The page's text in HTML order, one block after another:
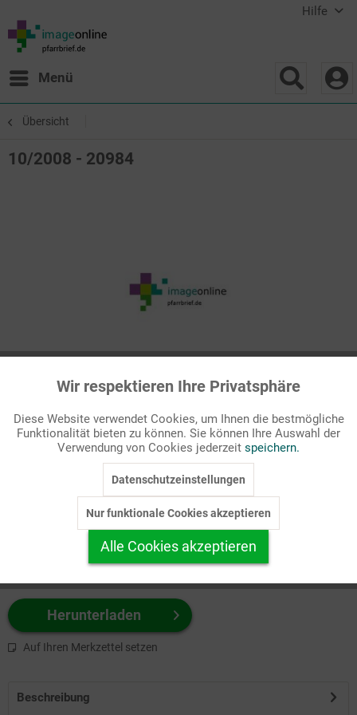
Hilfe
Menü
Übersicht
10/2008 - 20984
Passende Stichworte
Monatsvignette
zuerst Ihr Produktformat aus.
z.B. Farbe-Grafik, Schwarz-Weiß-Grafik, mit/ohne Text ...
Herunterladen
Auf Ihren Merkzettel setzen
Beschreibung
Funktionale Aktiv
Marketing Inaktiv
Personalisierung Inaktiv
Service
Wir respektieren Ihre Privatsphäre
Diese Website verwendet Cookies, um Ihnen die bestmögliche
Funktionalität bieten zu können. Sie können Ihre Auswahl der
Verwendung von Cookies jederzeit speichern.
Datenschutzeinstellungen
Nur funktionale Cookies akzeptieren
Alle Cookies akzeptieren